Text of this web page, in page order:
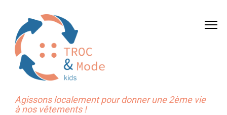
Agissons localement pour donner une 2ème vie
à nos vêtements !